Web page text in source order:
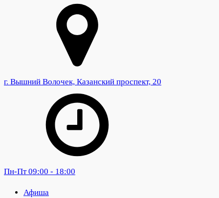
г. Вышний Волочек, Казанский проспект, 20
Пн-Пт 09:00 - 18:00
Афиша